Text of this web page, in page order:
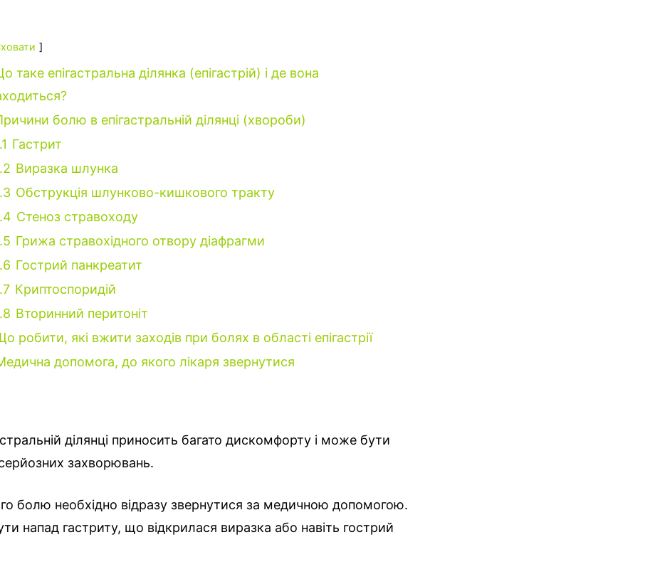
таке епігастральна ділянка (епігастрій) і де вона
болю в епігастральній ділянці (хвороби)
Гастрит
Виразка шлунка
Обструкція шлунково-кишкового тракту
Стеноз стравоходу
Грижа стравохідного отвору діафрагми
Гострий панкреатит
Криптоспоридій
Вторинний перитоніт
робити, які вжити заходів при болях в області епігастрії
допомога, до якого лікаря звернутися
ділянці приносить багато дискомфорту і може бути
захворювань.
болю необхідно відразу звернутися за медичною допомогою.
напад гастриту, що відкрилася виразка або навіть гострий